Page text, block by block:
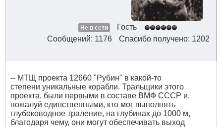
Не в сети
Гость
Сообщений: 1176
Спасибо получено: 1202
-- МТЩ проекта 12660 "Рубин" в какой-то
степени уникальные корабли. Тральщики этого
проекта, были первыми в составе ВМФ СССР и,
пожалуй единственными, кто мог выполнять
глубоководное траление, на глубинах до 1000 м,
благодаря чему, они могут обеспечивать выход